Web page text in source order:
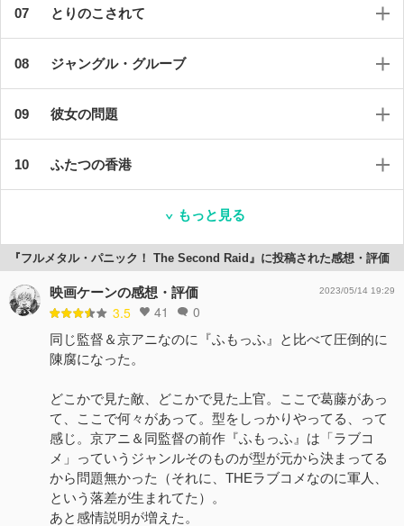
とりのこされて
ジャングル・グルーブ
彼女の問題
ふたつの香港
もっと見る
『フルメタル・パニック！ The Second Raid』に投稿された感想・評価
映画ケーンの感想・評価
3.5 41 0
2023/05/14 19:29
同じ監督＆京アニなのに『ふもっふ』と比べて圧倒的に
陳腐になった。
どこかで見た敵、どこかで見た上官。ここで葛藤があっ
て、ここで何々があって。型をしっかりやってる、って
感じ。京アニ＆同監督の前作『ふもっふ』は「ラブコ
メ」っていうジャンルそのものが型が元から決まってる
から問題無かった（それに、THEラブコメなのに軍人、
という落差が生まれてた）。
あと感情説明が増えた。